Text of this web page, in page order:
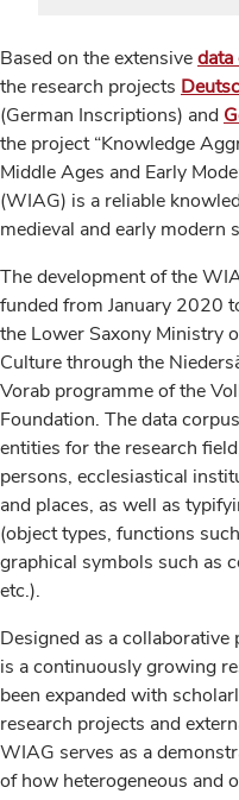
Based on the extensive
the research projects
(German Inscriptions) and
the project “Knowledge
Middle Ages and Early
(WIAG) is a reliable
medieval and early modern
The development of the
funded from January 2020
the Lower Saxony Ministry
Culture through the
Vorab programme of the
Foundation. The data
entities for the research
persons, ecclesiastical
and places, as well as
(object types, functions
graphical symbols such as
etc.).
Designed as a
is a continuously growing
been expanded with
research projects and
WIAG serves as a
of how heterogeneous and